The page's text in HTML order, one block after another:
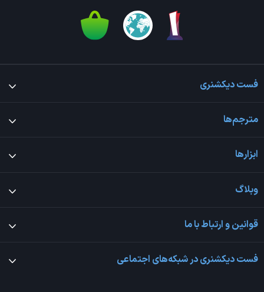
فست دیکشنری
مترجم‌ها
ابزارها
وبلاگ
قوانین و ارتباط با ما
فست دیکشنری در شبکه‌های اجتماعی